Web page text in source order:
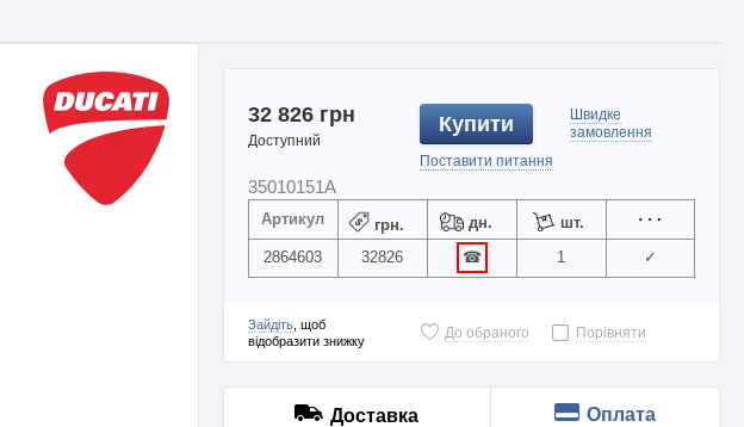
32 826 грн
Доступний
Купити
Поставити питання
Швидке
замовлення
35010151A
Артикул грн. дн.
шт.
2864603
32826 ☎ 1 ✓
Зайдіть, щоб
відобразити знижку
До обраного Порівняти
Доставка Оплата